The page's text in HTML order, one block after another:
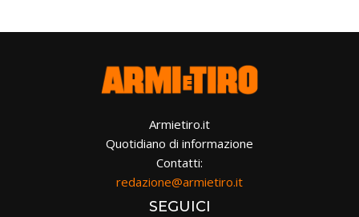
Armietiro.it
Quotidiano di informazione
Contatti:
redazione@armietiro.it
SEGUICI